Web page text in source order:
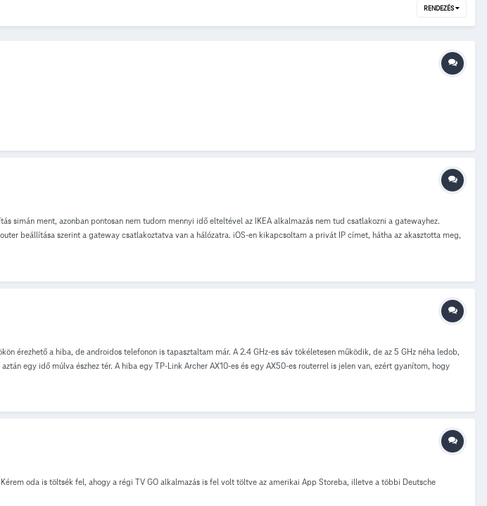
RENDEZÉS
simán ment, azonban pontosan nem tudom mennyi idő elteltével az IKEA alkalmazás nem tud csatlakozni a gatewayhez.
beállítása szerint a gateway csatlakoztatva van a hálózatra. iOS-en kikapcsoltam a privát IP címet, hátha az akasztotta meg,
segített. Legfrissebbek az eszközök firmware-jei és a telefonos app is. Cseréltem adapter fejet és hálózati kábelt is (de
érezhető a hiba, de androidos telefonon is tapasztaltam már. A 2.4 GHz-es sáv tökéletesen működik, de az 5 GHz néha ledob,
egy idő múlva észhez tér. A hiba egy TP-Link Archer AX10-es és egy AX50-es routerrel is jelen van, ezért gyanítom, hogy
csatlakoztatott számítógépek gond nélkül üzemelnek, ugyanígy tökéletesen működik a 2,4 GHz-es sáv is. IPTV nincs,
oda is töltsék fel, ahogy a régi TV GO alkalmazás is fel volt töltve az amerikai App Storeba, illetve a többi Deutsche